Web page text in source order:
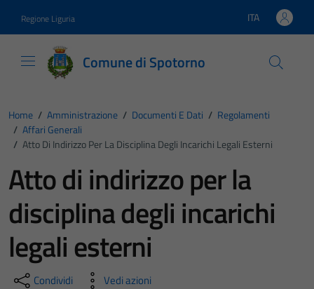
Regione Liguria Lingua attiva:
ITA
Comune di Spotorno
Home / Amministrazione / Documenti E Dati / Regolamenti
/ Affari Generali
/ Atto Di Indirizzo Per La Disciplina Degli Incarichi Legali Esterni
Atto di indirizzo per la
disciplina degli incarichi
legali esterni
Condividi Vedi azioni